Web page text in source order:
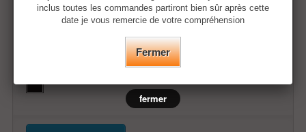
inclus toutes les commandes partiront bien sûr après cette
date je vous remercie de votre compréhension
Fermer
fermer